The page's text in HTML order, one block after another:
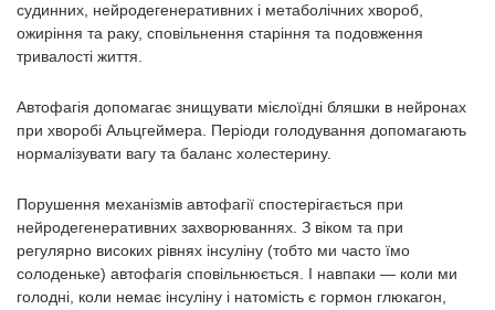
судинних, нейродегенеративних і метаболічних хвороб,
ожиріння та раку, сповільнення старіння та подовження
тривалості життя.
Автофагія допомагає знищувати мієлоїдні бляшки в нейронах
при хворобі Альцгеймера. Періоди голодування допомагають
нормалізувати вагу та баланс холестерину.
Порушення механізмів автофагії спостерігається при
нейродегенеративних захворюваннях. З віком та при
регулярно високих рівнях інсуліну (тобто ми часто їмо
солоденьке) автофагія сповільнюється. І навпаки — коли ми
голодні, коли немає інсуліну і натомість є гормон глюкагон,